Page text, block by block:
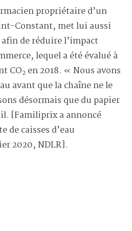
propriétaire d’un
Constant, met lui aussi
de réduire l’impact
lequel a été évalué à
CO2 en 2018. « Nous avons
avant que la chaîne ne le
désormais que du papier
[Familiprix a annoncé
de caisses d’eau
2020, NDLR].